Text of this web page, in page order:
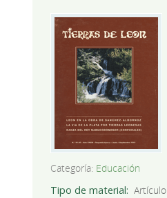
Categoría: Educación
Tipo de material
Artículo